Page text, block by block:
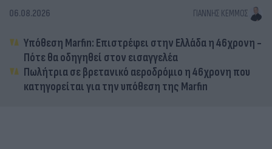
06.08.2026 ΓΙΆΝΝΗΣ ΚΈΜΜΟΣ
Υπόθεση Marfin: Επιστρέφει στην Ελλάδα η 46χρονη -
Πότε θα οδηγηθεί στον εισαγγελέα
Πωλήτρια σε βρετανικό αεροδρόμιο η 46χρονη που
κατηγορείται για την υπόθεση της Marfin